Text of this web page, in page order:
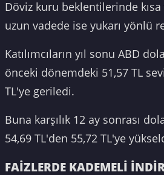
Döviz kuru beklentilerinde kısa
uzun vadede ise yukarı yönlü
Katılımcıların yıl sonu ABD
önceki dönemdeki 51,57 TL
TL'ye geriledi.
Buna karşılık 12 ay sonrası
54,69 TL'den 55,72 TL'ye
FAİZLERDE KADEMELİ